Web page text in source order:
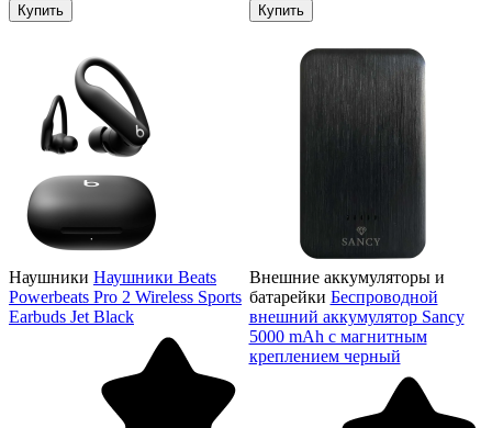
Купить Купить
Наушники Наушники Beats
Powerbeats Pro 2 Wireless Sports
Earbuds Jet Black
Внешние аккумуляторы и
батарейки Беспроводной
внешний аккумулятор Sancy
5000 mAh с магнитным
креплением черный